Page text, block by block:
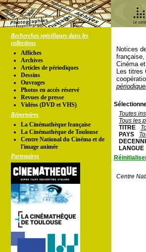
Recherches spécifiques dans les
collections
Affiches
Archives
Articles de périodiques
Dessins
Ouvrages
Photos en accés réservé
Revues de presse
Vidéos (DVD et VHS)
Répertoires
La Cinémathèque française
La Cinémathèque de Toulouse
Centre National du Cinéma et de
l'image animée
Partenaires
Notices
française,
Cinéma
Les titres
Toutes
Tous les
TITRE
PAYS
LANGUE
Centre